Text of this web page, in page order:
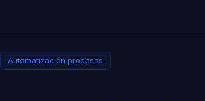
Automatización procesos